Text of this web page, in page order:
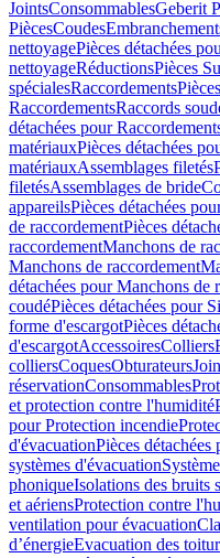
JointsConsommablesGeberit
PiècesCoudes
nettoyagePièces détachées
nettoyageRéductionsPièces
spécialesRaccordements
RaccordementsRaccords
détachées pour
matériauxPièces détachées
matériauxAssemblages filetés
filetésAssemblages de bride
appareilsPièces détachées
de raccordementPièces
raccordementManchons de
Manchons de raccordement
détachées pour Manchons de
coudéPièces détachées pour
forme d'escargotPièces
d'escargotAccessoiresColliers
colliersCoquesObturateurs
réservationConsommables
et protection contre l'humidité
pour Protection incendie
d'évacuationPièces
systèmes d'évacuation
phoniqueIsolations des bruits
et aériensProtection contre
ventilation pour évacuation
d’énergieEvacuation des